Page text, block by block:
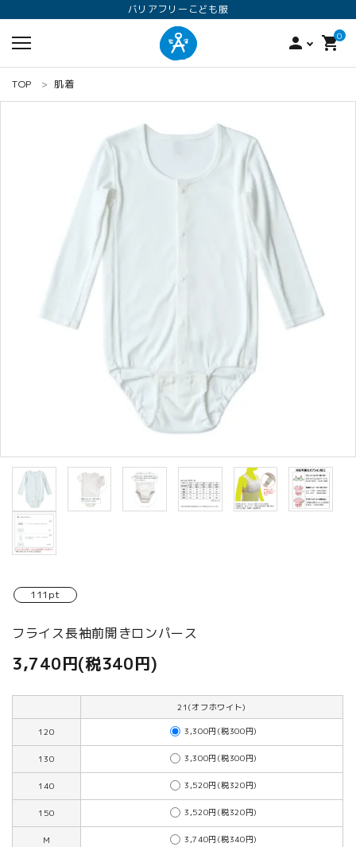
バリアフリーこども服
person 0
shopping_cart
ANGEL KIDS WEARのこだわり
商品カテゴリから選ぶ
meeting_room ログイン person 新規会員登録
TOP 肌着
111pt
フライス長袖前開きロンパース
3,740円(税340円)
21(オフホワイト)
120 3,300円(税300円)
130 3,300円(税300円)
140 3,520円(税320円)
150 3,520円(税320円)
M 3,740円(税340円)